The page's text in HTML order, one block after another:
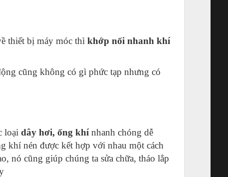
thiết bị máy móc thì khớp nối nhanh khí
cũng không có gì phức tạp nhưng có
loại dây hơi, ống khínhanh chóng dễ
khí nén được kết hợp với nhau một cách
nó cũng giúp chúng ta sửa chữa, tháo lắp